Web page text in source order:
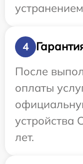
4
После
оплаты
устройства
лет.